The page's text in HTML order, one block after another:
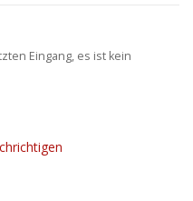
Eingang, es ist kein